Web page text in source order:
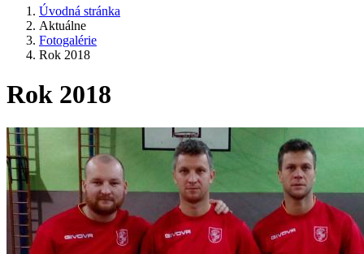
Úvodná stránka
Aktuálne
Fotogalérie
Rok 2018
Rok 2018